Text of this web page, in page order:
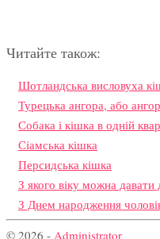
Читайте також:
Шотландська висловуха
Турецька ангора, або
Собака і кішка в одній
Сіамська кішка
Персидська кішка
З якого віку можна давати
З Днем народження
© 2026 - Administrator